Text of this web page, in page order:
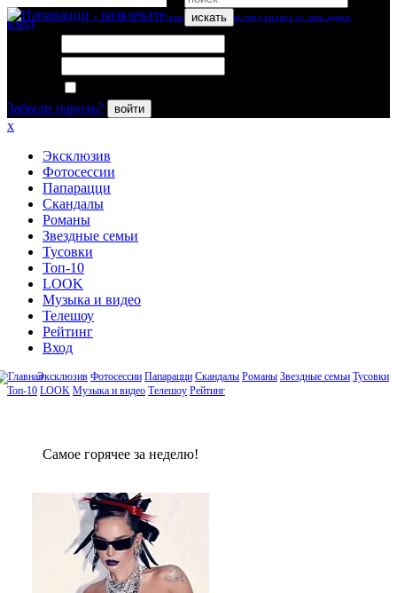
искать
вход
Забыли пароль?
войти
x
Эксклюзив
Фотосессии
Папарацци
Скандалы
Романы
Звездные семьи
Тусовки
Топ-10
LOOK
Музыка и видео
Телешоу
Рейтинг
Вход
Эксклюзив Фотосессии Папарацци Скандалы Романы Звездные семьи Тусовки
Топ-10 LOOK Музыка и видео Телешоу Рейтинг
Сaмое гoрячее за неделю!